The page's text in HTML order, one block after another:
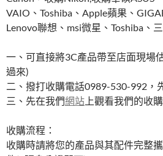
VAIO、Toshiba、Apple蘋果、
Lenovo聯想、msi微星、Toshiba、
一、可直接將3C產品帶至店面現場
過來)
二、撥打收購電話0989-530-992，
三、先在我們網站 上觀看我們的收
收購流程：
收購時請將您的產品與其配件完整